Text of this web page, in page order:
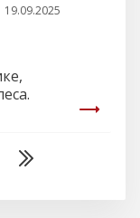
19.09.2025